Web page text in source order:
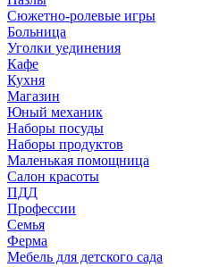
Сюжетно-ролевые игры
Больница
Уголки уединения
Кафе
Кухня
Магазин
Юный механик
Наборы посуды
Наборы продуктов
Маленькая помощница
Салон красоты
ПДД
Профессии
Семья
Ферма
Мебель для детского сада